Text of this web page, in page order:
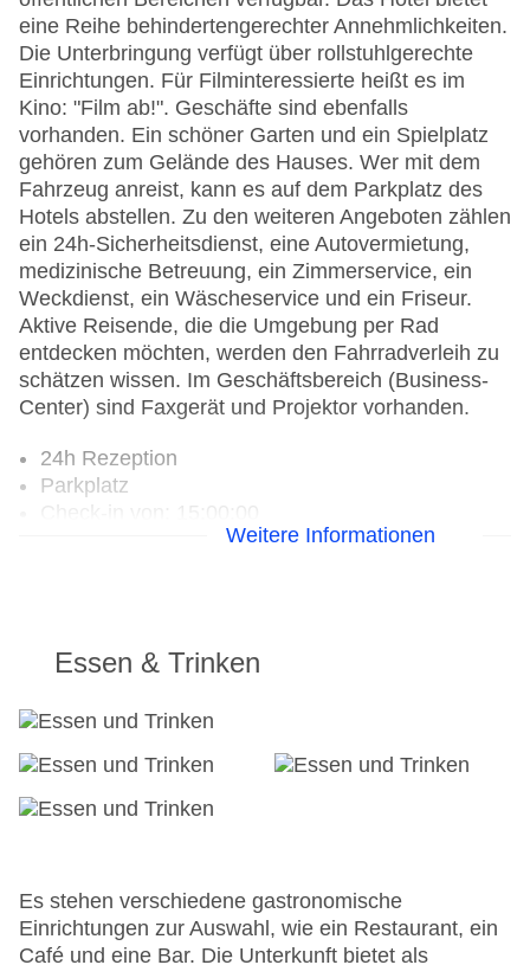
eine Reihe behindertengerechter Annehmlichkeiten.
Die Unterbringung verfügt über rollstuhlgerechte
Einrichtungen. Für Filminteressierte heißt es im
Kino: "Film ab!". Geschäfte sind ebenfalls
vorhanden. Ein schöner Garten und ein Spielplatz
gehören zum Gelände des Hauses. Wer mit dem
Fahrzeug anreist, kann es auf dem Parkplatz des
Hotels abstellen. Zu den weiteren Angeboten zählen
ein 24h-Sicherheitsdienst, eine Autovermietung,
medizinische Betreuung, ein Zimmerservice, ein
Weckdienst, ein Wäscheservice und ein Friseur.
Aktive Reisende, die die Umgebung per Rad
entdecken möchten, werden den Fahrradverleih zu
schätzen wissen. Im Geschäftsbereich (Business-
Center) sind Faxgerät und Projektor vorhanden.
24h Rezeption
Parkplatz
Check-out bis: 12:00:00
Hotelsafe
WLAN/WiFi im Hotel
Lift
Anzahl der Aufzüge: 1
Zimmerservice
Pools:Indoor Pool, Outdoor Pool, Liegen am Pool
Zahlungsarten: American Express, Mastercard,
Visa
Weitere Informationen
Essen & Trinken
Es stehen verschiedene gastronomische
Einrichtungen zur Auswahl, wie ein Restaurant, ein
Café und eine Bar. Die Unterkunft bietet als